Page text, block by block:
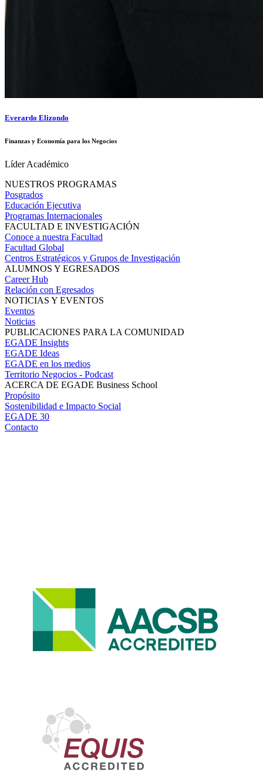
Everardo Elizondo
Finanzas y Economía para los Negocios
Líder Académico
NUESTROS PROGRAMAS
Posgrados
Educación Ejecutiva
Programas Internacionales
FACULTAD E INVESTIGACIÓN
Conoce a nuestra Facultad
Facultad Global
Centros Estratégicos y Grupos de Investigación
ALUMNOS Y EGRESADOS
Career Hub
Relación con Egresados
NOTICIAS Y EVENTOS
Eventos
Noticias
PUBLICACIONES PARA LA COMUNIDAD
EGADE Insights
EGADE Ideas
EGADE en los medios
Territorio Negocios - Podcast
ACERCA DE EGADE Business School
Propósito
Sostenibilidad e Impacto Social
EGADE 30
Contacto